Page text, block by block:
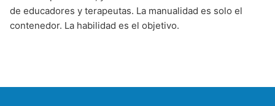
de educadores y terapeutas. La manualidad es solo el
contenedor. La habilidad es el objetivo.